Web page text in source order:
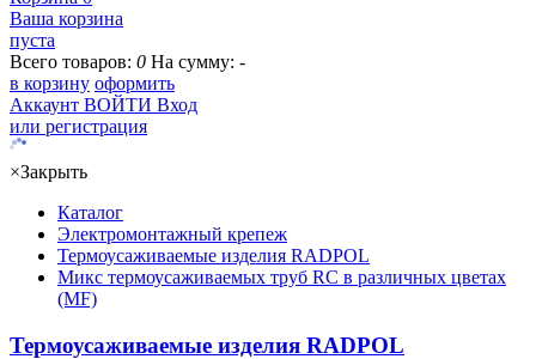
Ваша корзина
пуста
Всего товаров: 0 На сумму: -
в корзину оформить
Аккаунт ВОЙТИ Вход
или регистрация
×Закрыть
Каталог
Электромонтажный крепеж
Термоусаживаемые изделия RADPOL
Микс термоусаживаемых труб RC в различных цветах
(MF)
Термоусаживаемые изделия RADPOL